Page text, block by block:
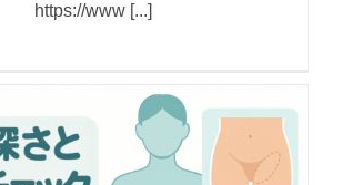
https://www [...]